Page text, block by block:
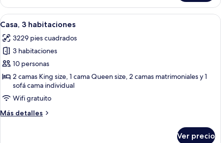
Deluxe
Abrir
todas
las
fotos
de
Casa,
habitaciones
Una habitación de hotel con tres
9
Casa, 3 habitaciones
3229 pies cuadrados
3 habitaciones
10 personas
2 camas King size, 1 cama Queen size, 2 camas matrimoniales y 1
sofá cama individual
Wifi gratuito
Más detalles
Más
Ver precio